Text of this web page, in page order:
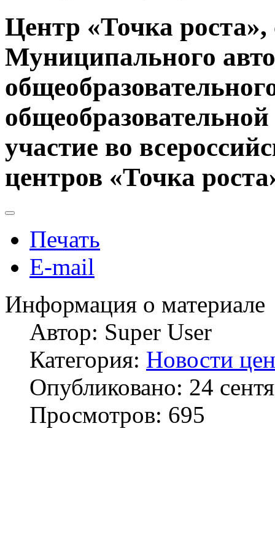
Центр «Точка роста»,
Муниципального
участие во
центров «Точка
Печать
E-mail
Информация о материале
Автор: Super User
Категория: Новости
Опубликовано: 24
Просмотров: 695